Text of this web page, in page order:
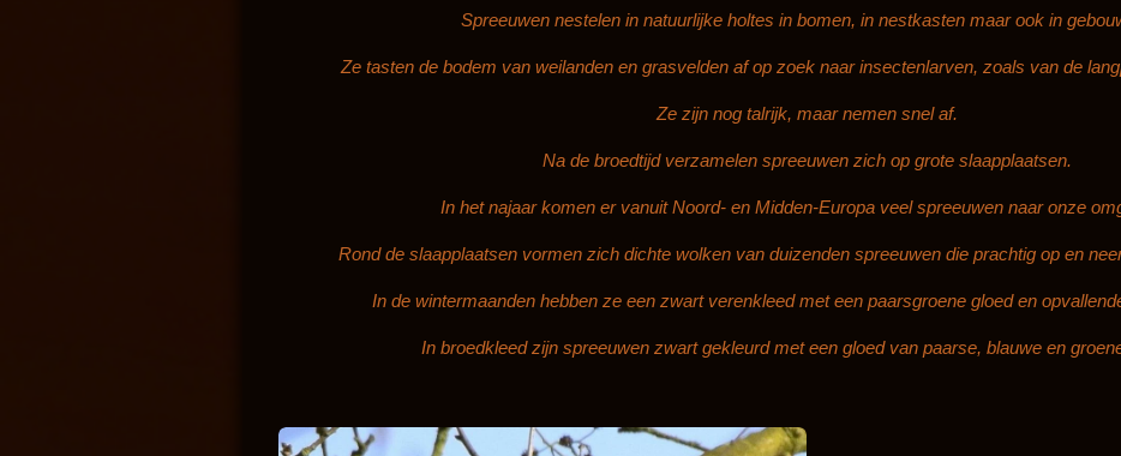
y
e
Spreeuwen nestelen in natuurlijke holtes in bomen, in nestkasten maar ook in
Ze tasten de bodem van weilanden en grasvelden af op zoek naar insectenlarven, zoals van de
Ze zijn nog talrijk, maar nemen snel af.
Na de broedtijd verzamelen spreeuwen zich op grote slaapplaatsen.
In het najaar komen er vanuit Noord- en Midden-Europa veel spreeuwen naar onze
Rond de slaapplaatsen vormen zich dichte wolken van duizenden spreeuwen die prachtig op en
In de wintermaanden hebben ze een zwart verenkleed met een paarsgroene gloed en
In broedkleed zijn spreeuwen zwart gekleurd met een gloed van paarse, blauwe en